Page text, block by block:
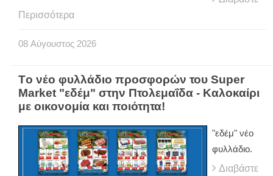
Περισσότερα
08 Αύγουστος 2026
Tο νέο φυλλάδιο προσφορών του Super
Market "εδέμ" στην Πτολεμαΐδα - Καλοκαίρι
με οικονομία και ποιότητα!
"εδέμ" νέο
φυλλάδιο.
Διαβάστε